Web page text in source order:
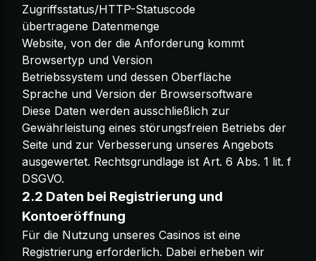
Zugriffsstatus/HTTP-Statuscode
übertragene Datenmenge
Website, von der die Anforderung kommt
Browsertyp und Version
Betriebssystem und dessen Oberfläche
Sprache und Version der Browsersoftware
Diese Daten werden ausschließlich zur
Gewährleistung eines störungsfreien Betriebs der
Seite und zur Verbesserung unseres Angebots
ausgewertet. Rechtsgrundlage ist Art. 6 Abs. 1 lit. f
DSGVO.
2.2 Daten bei Registrierung und
Kontoeröffnung
Für die Nutzung unseres Casinos ist eine
Registrierung erforderlich. Dabei erheben wir